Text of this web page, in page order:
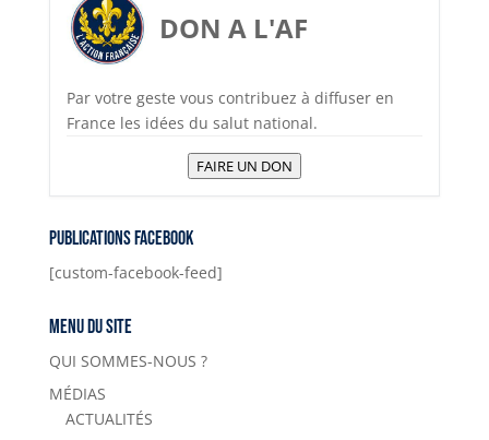
DON A L'AF
Par votre geste vous contribuez à diffuser en
France les idées du salut national.
FAIRE UN DON
Publications Facebook
[custom-facebook-feed]
Menu du site
QUI SOMMES-NOUS ?
MÉDIAS
ACTUALITÉS